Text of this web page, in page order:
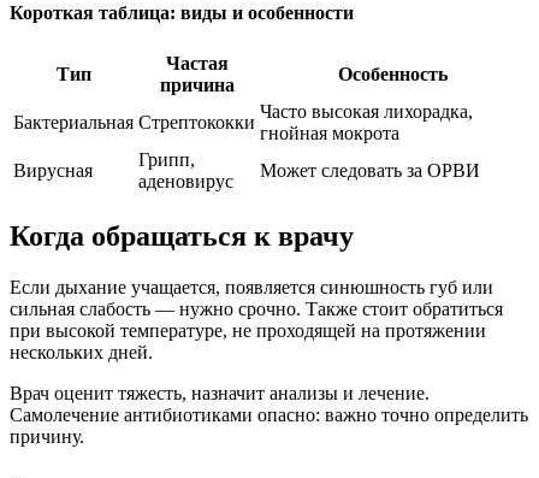
Короткая таблица: виды и особенности
Тип
Частая
причина
Особенность
Бактериальная Стрептококки
Часто высокая лихорадка,
гнойная мокрота
Вирусная
Грипп,
аденовирус
Может следовать за ОРВИ
Когда обращаться к врачу
Если дыхание учащается, появляется синюшность губ или
сильная слабость — нужно срочно. Также стоит обратиться
при высокой температуре, не проходящей на протяжении
нескольких дней.
Врач оценит тяжесть, назначит анализы и лечение.
Самолечение антибиотиками опасно: важно точно определить
причину.